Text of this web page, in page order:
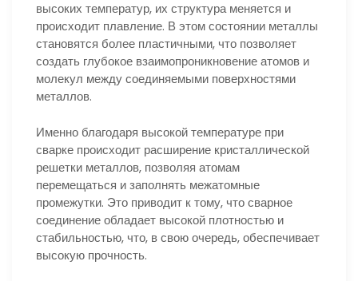
высоких температур, их структура меняется и
происходит плавление. В этом состоянии металлы
становятся более пластичными, что позволяет
создать глубокое взаимопроникновение атомов и
молекул между соединяемыми поверхностями
металлов.
Именно благодаря высокой температуре при
сварке происходит расширение кристаллической
решетки металлов, позволяя атомам
перемещаться и заполнять межатомные
промежутки. Это приводит к тому, что сварное
соединение обладает высокой плотностью и
стабильностью, что, в свою очередь, обеспечивает
высокую прочность.